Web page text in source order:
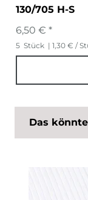
130/705 H-S
6,50 € *
5 Stück | 1,30 € /
Das